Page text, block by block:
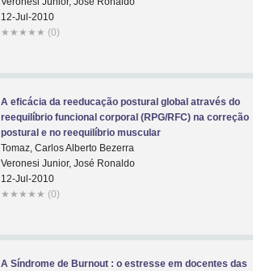
12-Jul-2010
★ ★ ★ ★ ★ (0)
A eficácia da reeducação postural global através do
reequilíbrio funcional corporal (RPG/RFC) na correção
postural e no reequilíbrio muscular
Tomaz, Carlos Alberto Bezerra
Veronesi Junior, José Ronaldo
12-Jul-2010
★ ★ ★ ★ ★ (0)
A Síndrome de Burnout : o estresse em docentes das